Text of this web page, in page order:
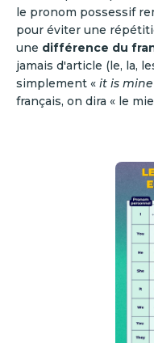
le pronom possessif
pour éviter une
une différence du
jamais d'article (le, la,
simplement « it is mine
français, on dira « le